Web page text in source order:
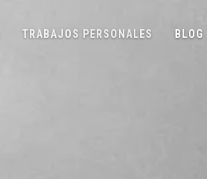
TRABAJOS PERSONALES BLOG